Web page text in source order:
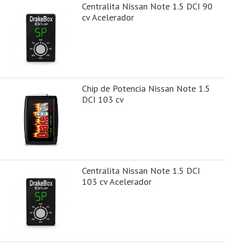
Centralita Nissan Note 1.5 DCI 90
cv Acelerador
Chip de Potencia Nissan Note 1.5
DCI 103 cv
Centralita Nissan Note 1.5 DCI
103 cv Acelerador